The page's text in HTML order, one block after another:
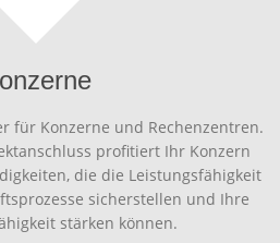
für Konzerne und Rechenzentren.
profitiert Ihr Konzern
die die Leistungsfähigkeit
sicherstellen und Ihre
stärken können.